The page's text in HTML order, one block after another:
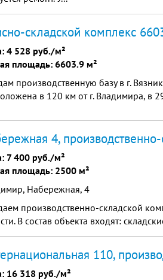
складской комплекс
4 528 руб./м²
площадь: 6603.9 м²
производственную базу в г.
в 120 км от г. Владимира, в
4,
7 400 руб./м²
площадь: 2500 м²
Набережная, 4
производственно-складской
В состав объекта входят:
110,
16 318 руб./м²